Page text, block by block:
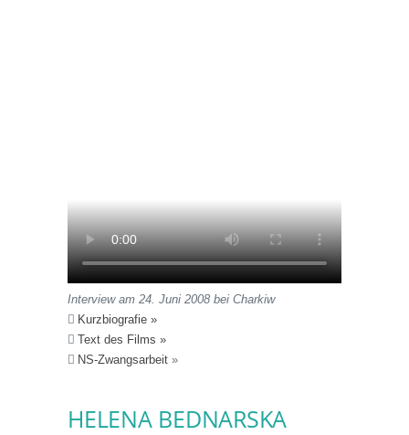
Interview am 24. Juni 2008 bei Charkiw
Kurzbiografie »
Text des Films »
NS-Zwangsarbeit »
HELENA BEDNARSKA